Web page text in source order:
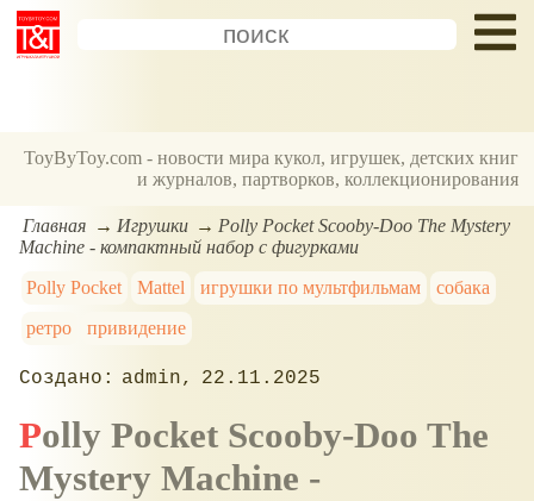
ToyByToy.com - новости мира кукол, игрушек, детских книг
и журналов, партворков, коллекционирования
Главная Игрушки
Polly Pocket Scooby-Doo The Mystery
Machine - компактный набор с фигурками
Polly Pocket
Mattel игрушки по мультфильмам
собака
ретро
привидение
admin 22.11.2025
Polly Pocket Scooby-Doo The
Mystery Machine -